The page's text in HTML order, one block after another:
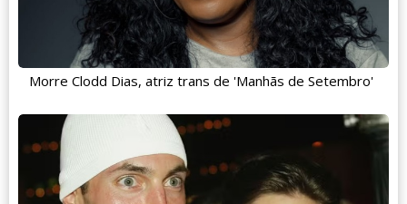
Morre Clodd Dias, atriz trans de 'Manhãs de Setembro'